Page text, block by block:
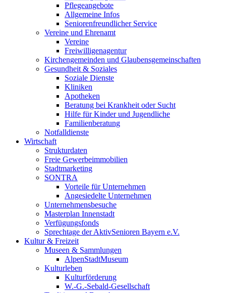
Pflegeangebote
Allgemeine Infos
Seniorenfreundlicher Service
Vereine und Ehrenamt
Vereine
Freiwilligenagentur
Kirchengemeinden und Glaubensgemeinschaften
Gesundheit & Soziales
Soziale Dienste
Kliniken
Apotheken
Beratung bei Krankheit oder Sucht
Hilfe für Kinder und Jugendliche
Familienberatung
Notfalldienste
Wirtschaft
Strukturdaten
Freie Gewerbeimmobilien
Stadtmarketing
SONTRA
Vorteile für Unternehmen
Angesiedelte Unternehmen
Unternehmensbesuche
Masterplan Innenstadt
Verfügungsfonds
Sprechtage der AktivSenioren Bayern e.V.
Kultur & Freizeit
Museen & Sammlungen
AlpenStadtMuseum
Kulturleben
Kulturförderung
W.-G.-Sebald-Gesellschaft